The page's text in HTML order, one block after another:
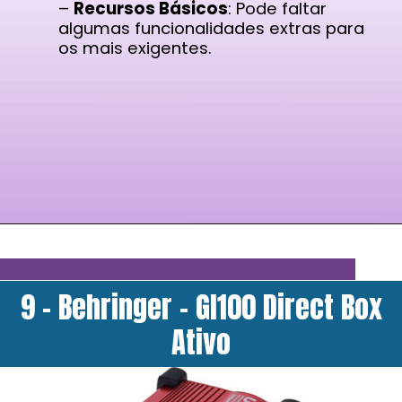
– Recursos Básicos: Pode faltar
algumas funcionalidades extras para
os mais exigentes.
9 - Behringer - GI100 Direct Box
Ativo